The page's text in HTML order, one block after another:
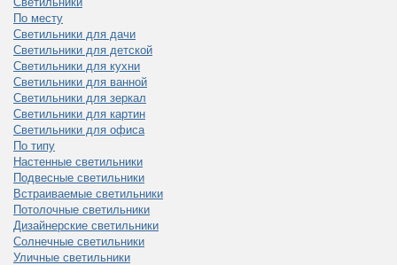
По месту
Светильники для дачи
Светильники для детской
Светильники для кухни
Светильники для ванной
Светильники для зеркал
Светильники для картин
Светильники для офиса
По типу
Настенные светильники
Подвесные светильники
Встраиваемые светильники
Потолочные светильники
Дизайнерские светильники
Солнечные светильники
Уличные светильники